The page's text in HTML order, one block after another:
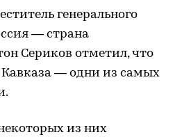
генерального
— страна
Сериков отметил, что
Кавказа — одни из самых
из них